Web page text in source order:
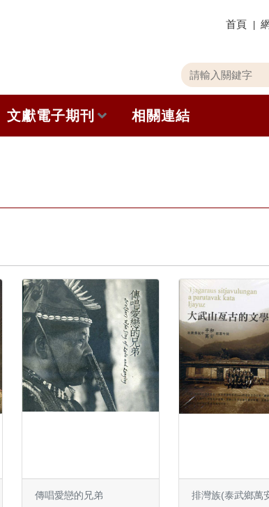
首頁
關
鍵
搜
請
輸
關
文獻電子期刊
期刊查詢
相關連結
傳唱愛戀的兄弟
排灣族(泰武鄉萬